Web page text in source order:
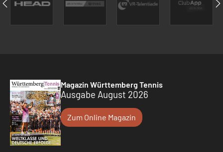
Magazin Württemberg Tennis
Ausgabe August 2026
Zum Online Magazin